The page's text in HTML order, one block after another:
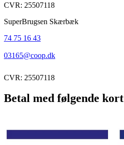
CVR: 25507118
SuperBrugsen Skærbæk
74 75 16 43
03165@coop.dk
CVR: 25507118
Betal med følgende kort